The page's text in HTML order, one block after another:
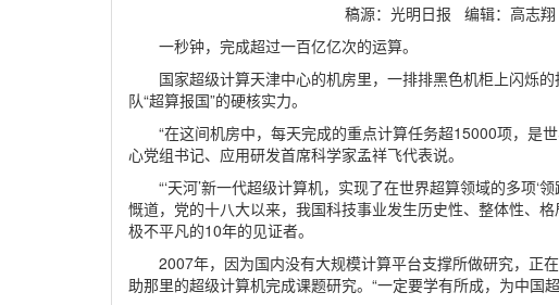
稿源：光明日报 编辑：高志
一秒钟，完成超过一百亿亿次的运算。
国家超级计算天津中心的机房里，一排排黑色机柜上闪烁
队“超算报国”的硬核实力。
“在这间机房中，每天完成的重点计算任务超15000项，是
心党组书记、应用研发首席科学家孟祥飞代表说。
“‘天河’新一代超级计算机，实现了在世界超算领域的多项‘
慨道，党的十八大以来，我国科技事业发生历史性、整体性、
极不平凡的10年的见证者。
2007年，因为国内没有大规模计算平台支撑所做研究，正
助那里的超级计算机完成课题研究。“一定要学有所成，为中国